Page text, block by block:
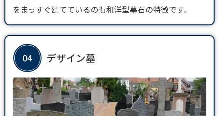
をまっすぐ建てているのも和洋型墓石の特徴です。
04 デザイン墓